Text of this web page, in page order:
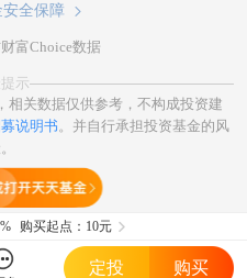
全保障
富Choice数据
示
相关数据仅供参考，不构成投资建
说明书。并自行承担投资基金的风
购买起点：10元
定投 购买
天天基金